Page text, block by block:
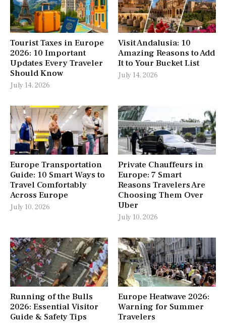
Tourist Taxes in Europe
2026: 10 Important
Updates Every Traveler
Should Know
July 14, 2026
Visit Andalusia: 10
Amazing Reasons to Add
It to Your Bucket List
July 14, 2026
Europe Transportation
Guide: 10 Smart Ways to
Travel Comfortably
Across Europe
July 10, 2026
Private Chauffeurs in
Europe: 7 Smart
Reasons Travelers Are
Choosing Them Over
Uber
July 10, 2026
Running of the Bulls
2026: Essential Visitor
Guide & Safety Tips
Europe Heatwave 2026:
Warning for Summer
Travelers